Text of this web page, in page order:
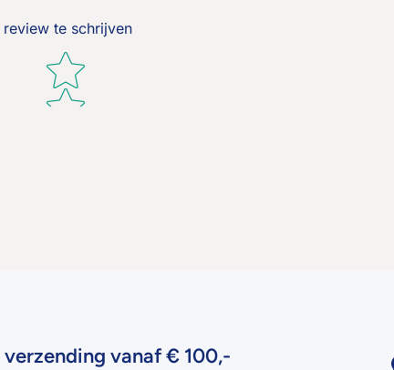
te schrijven
Star rating
vanaf € 100,-